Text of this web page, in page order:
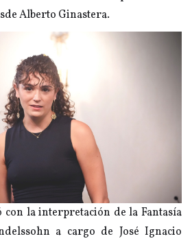
Alberto Ginastera.
con la interpretación de la Fantasía
a cargo de José Ignacio